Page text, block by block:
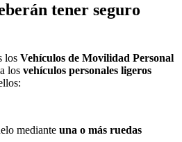
tener seguro
los Vehículos de Movilidad Personal
los vehículos personales ligeros
mediante una o más ruedas